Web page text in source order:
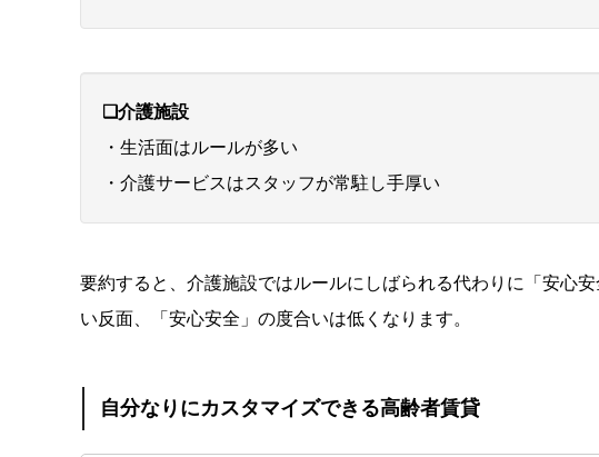
❑介護施設
・生活面はルールが多い
・介護サービスはスタッフが常駐し手厚い
要約すると、介護施設ではルールにしばられる代わりに「安心
い反面、「安心安全」の度合いは低くなります。
自分なりにカスタマイズできる高齢者賃貸